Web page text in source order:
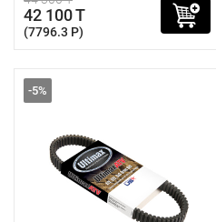
42 100 T
(7796.3 P)
-5%